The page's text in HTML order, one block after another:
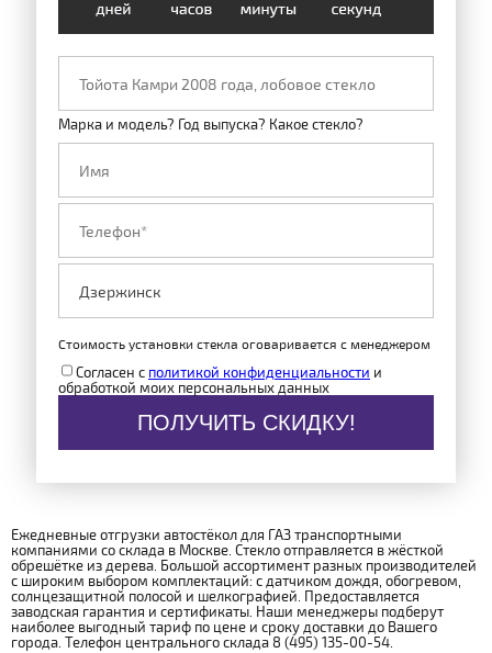
Марка и модель? Год выпуска? Какое стекло?
Стоимость установки стекла оговаривается с менеджером
Согласен с политикой конфиденциальности и
обработкой моих персональных данных
ПОЛУЧИТЬ СКИДКУ!
Ежедневные отгрузки автостёкол для ГАЗ транспортными
компаниями со склада в Москве. Стекло отправляется в жёсткой
обрешётке из дерева. Большой ассортимент разных производителей
с широким выбором комплектаций: с датчиком дождя, обогревом,
солнцезащитной полосой и шелкографией. Предоставляется
заводская гарантия и сертификаты. Наши менеджеры подберут
наиболее выгодный тариф по цене и сроку доставки до Вашего
города. Телефон центрального склада 8 (495) 135-00-54.